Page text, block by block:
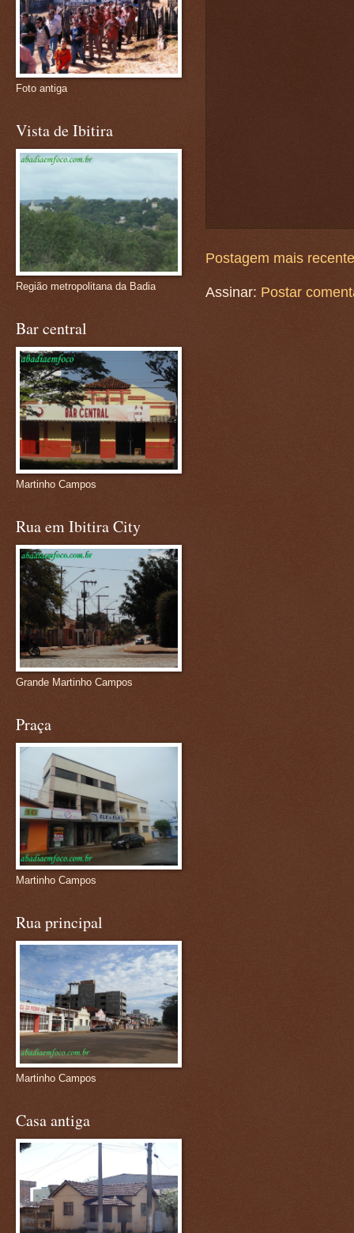
Postagem mais recente
Assinar: Postar
Foto antiga
Vista de Ibitira
Região metropolitana da Badia
Bar central
Martinho Campos
Rua em Ibitira City
Grande Martinho Campos
Praça
Martinho Campos
Rua principal
Martinho Campos
Casa antiga